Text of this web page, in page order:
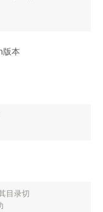
版本
目录切